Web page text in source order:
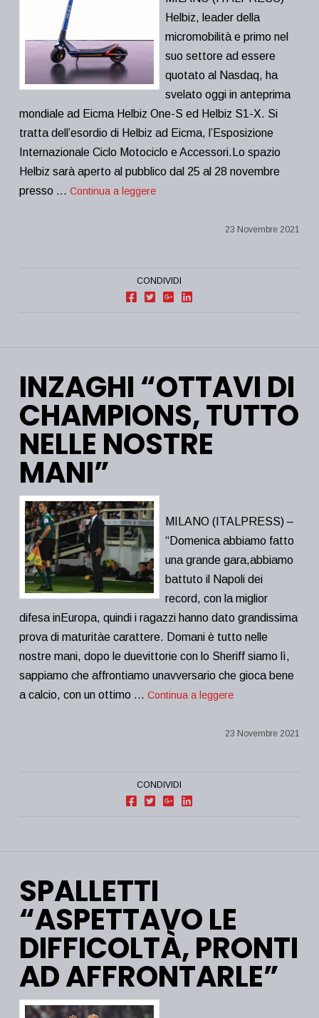
Helbiz, leader della
micromobilità e primo nel
suo settore ad essere
quotato al Nasdaq, ha
svelato oggi in anteprima
mondiale ad Eicma Helbiz One-S ed Helbiz S1-X. Si
tratta dell’esordio di Helbiz ad Eicma, l’Esposizione
Internazionale Ciclo Motociclo e Accessori.Lo spazio
Helbiz sarà aperto al pubblico dal 25 al 28 novembre
presso … Continua a leggere
23 Novembre 2021
CONDIVIDI
INZAGHI “OTTAVI DI
CHAMPIONS, TUTTO
NELLE NOSTRE
MANI”
MILANO (ITALPRESS) –
“Domenica abbiamo fatto
una grande gara,abbiamo
battuto il Napoli dei
record, con la miglior
difesa inEuropa, quindi i ragazzi hanno dato grandissima
prova di maturitàe carattere. Domani è tutto nelle
nostre mani, dopo le duevittorie con lo Sheriff siamo lì,
sappiamo che affrontiamo unavversario che gioca bene
a calcio, con un ottimo … Continua a leggere
23 Novembre 2021
CONDIVIDI
SPALLETTI
“ASPETTAVO LE
DIFFICOLTÀ, PRONTI
AD AFFRONTARLE”